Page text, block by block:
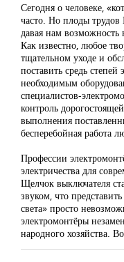
Сегодня о человеке,
часто. Но плоды
давая нам возможность
Как известно, любое
тщательном уходе и
поставить средь
необходимым
специалистов-
контроль
выполнения
бесперебойная работа
Профессии
электричества для
Щелчок выключателя
звуком, что
света» просто
электромонтёры
народного хозяйства.